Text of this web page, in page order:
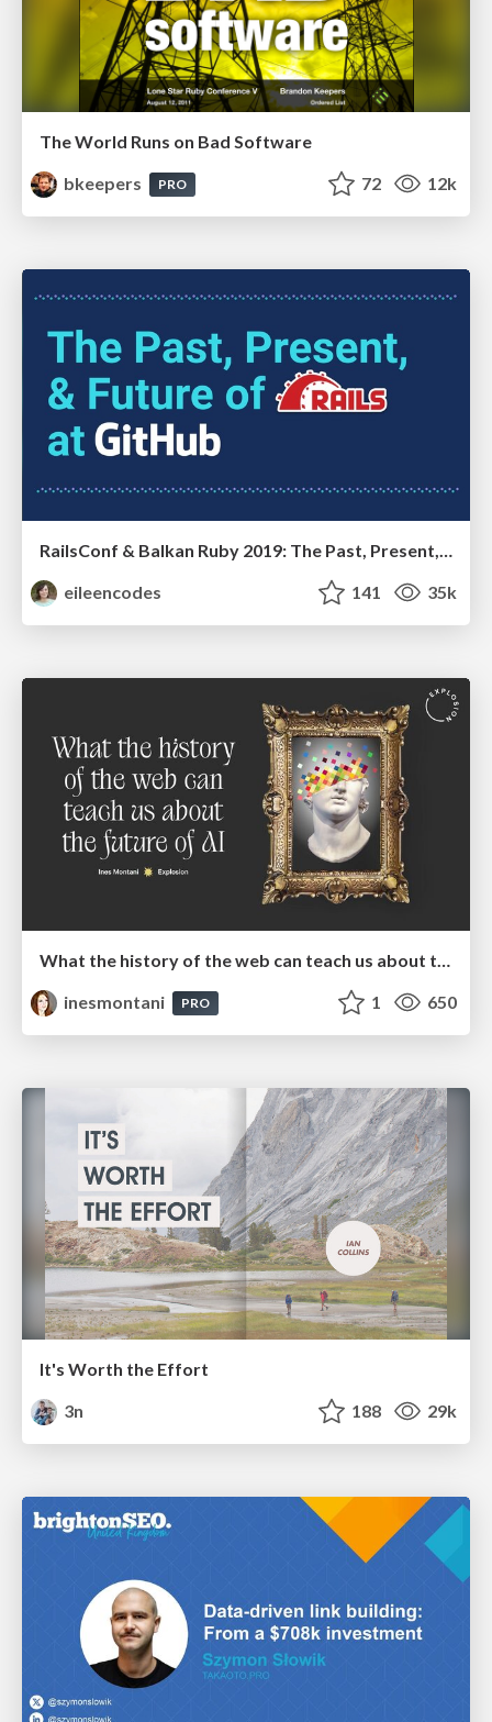
The World Runs on Bad Software
bkeepers
PRO 72 12k
RailsConf & Balkan Ruby 2019: The Past, Present, and Future of Rails at GitHub
eileencodes
141 35k
What the history of the web can teach us about the future of AI
inesmontani
PRO 1 650
It's Worth the Effort
3n
188 29k